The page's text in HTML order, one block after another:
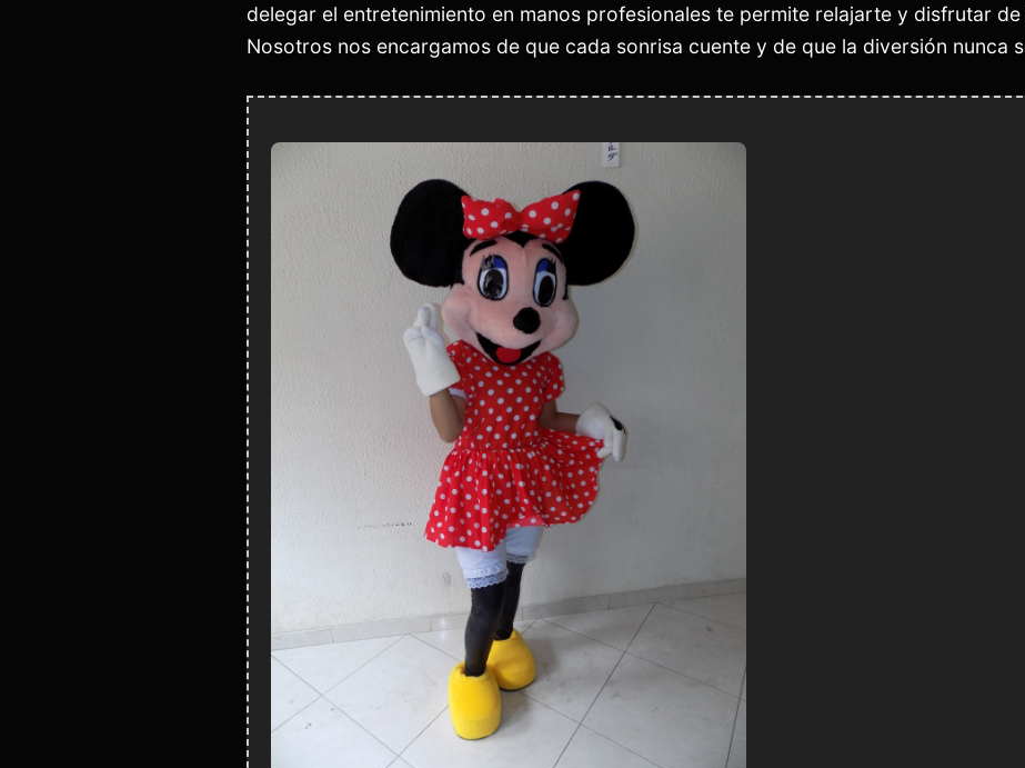
delegar el entretenimiento en manos profesionales te permite relajarte y disfrutar
Nosotros nos encargamos de que cada sonrisa cuente y de que la diversión nunca